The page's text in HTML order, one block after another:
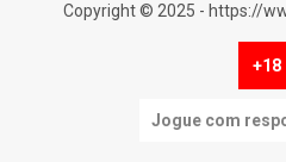
Copyright © 2025 - https://
+18
Jogue com